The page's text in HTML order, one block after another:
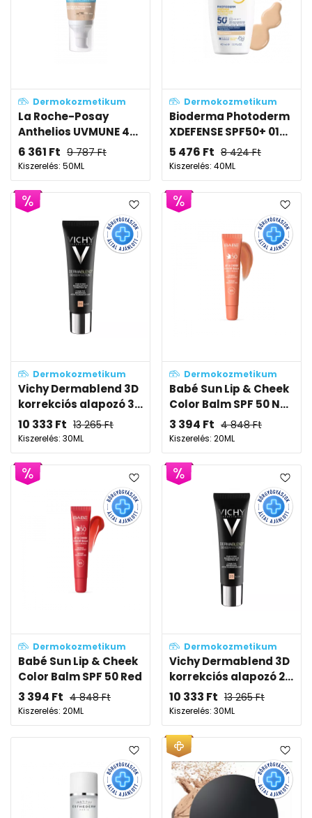
Dermokozmetikum
La Roche-Posay
Anthelios UVMUNE 4...
6 361 Ft 9 787Ft
Kiszerelés: 50ML
Dermokozmetikum
Bioderma Photoderm
XDEFENSE SPF50+ 01...
5 476 Ft 8 424Ft
Kiszerelés: 40ML
Dermokozmetikum
Vichy Dermablend 3D
korrekciós alapozó 3...
10 333 Ft 13 265Ft
Kiszerelés: 30ML
Dermokozmetikum
Babé Sun Lip & Cheek
Color Balm SPF 50 N...
3 394 Ft 4 848Ft
Kiszerelés: 20ML
Dermokozmetikum
Babé Sun Lip & Cheek
Color Balm SPF 50 Red
3 394 Ft 4 848Ft
Kiszerelés: 20ML
Dermokozmetikum
Vichy Dermablend 3D
korrekciós alapozó 2...
10 333 Ft 13 265Ft
Kiszerelés: 30ML